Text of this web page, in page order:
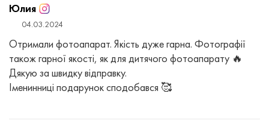
Юлия
04.03.2024
Отримали фотоапарат. Якість дуже гарна. Фотографії
також гарної якості, як для дитячого фотоапарату 🔥
Дякую за швидку відправку.
Іменинниці подарунок сподобався 🥰